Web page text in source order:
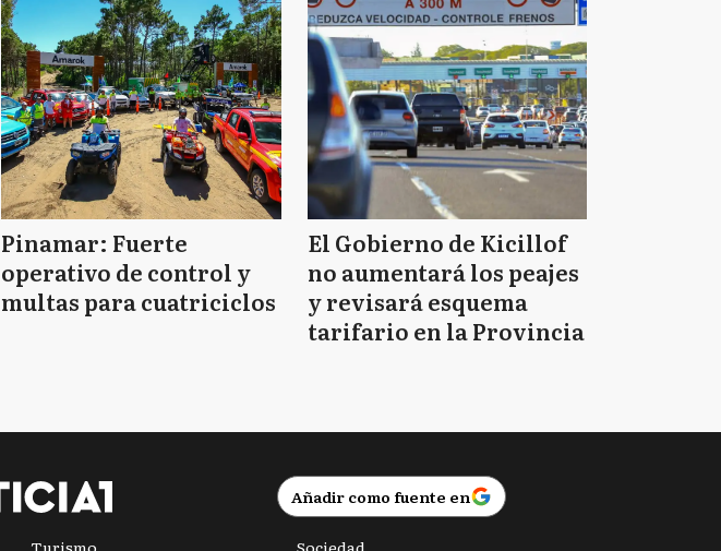
Pinamar: Fuerte
operativo de control y
multas para cuatriciclos
El Gobierno de Kicillof
no aumentará los peajes
y revisará esquema
tarifario en la Provincia
Añadir como fuente en
Turismo Sociedad